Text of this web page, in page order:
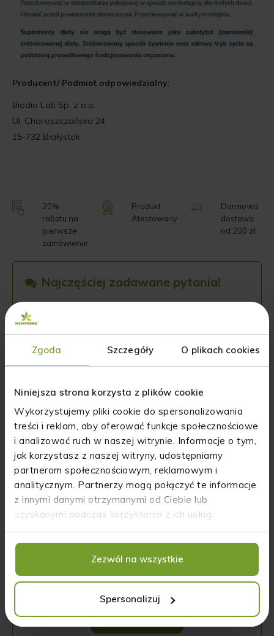
Zgoda Szczegóły O plikach cookies
Niniejsza strona korzysta z plików cookie
Wykorzystujemy pliki cookie do spersonalizowania
treści i reklam, aby oferować funkcje społecznościowe
i analizować ruch w naszej witrynie. Informacje o tym,
jak korzystasz z naszej witryny, udostępniamy
partnerom społecznościowym, reklamowym i
analitycznym. Partnerzy mogą połączyć te informacje
z innymi danymi otrzymanymi od Ciebie lub
uzyskanymi podczas korzystania z ich usług.
Zezwól na wszystkie
Spersonalizuj
Producent/ Podmiot odpowiedzialny:
Biodio Lab Sp. z o.o.
Ul. Choroszczańska 24
15-732 Białystok
20%
rabatu na
pierwsze
zamówienie
Produkt
Atestowany
Darmowa
dostawa
od 200 zł
Najczęściej zadawane pytania!
szukać?
Wszystko Ci wyjaśnimy lub wskażemy gdzie
znajdują się informacje, których szukasz!
Jak długo trwa wysyłka towaru?
Czy otrzymam fakturę VAT?
na swoje pytania?